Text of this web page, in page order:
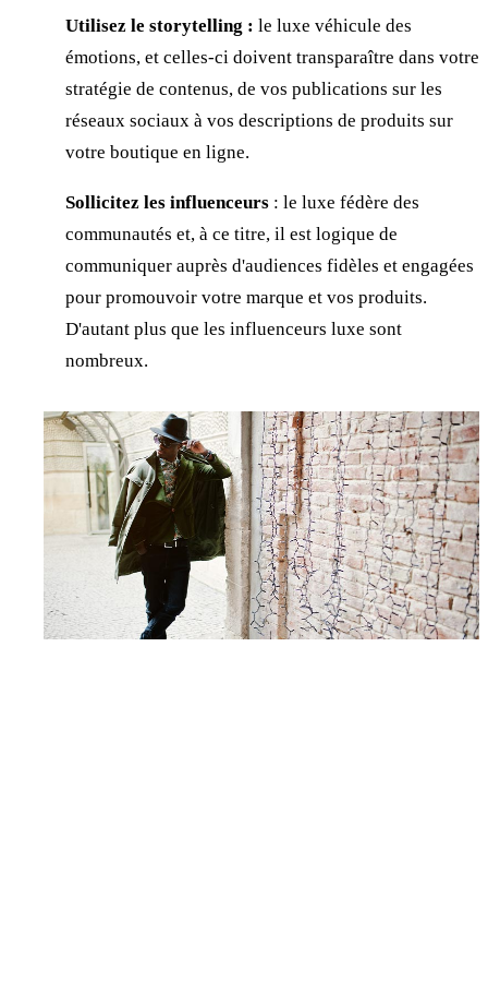
Utilisez le storytelling : le luxe véhicule des
émotions, et celles-ci doivent transparaître dans votre
stratégie de contenus, de vos publications sur les
réseaux sociaux à vos descriptions de produits sur
votre boutique en ligne.
Sollicitez les influenceurs : le luxe fédère des
communautés et, à ce titre, il est logique de
communiquer auprès d'audiences fidèles et engagées
pour promouvoir votre marque et vos produits.
D'autant plus que les influenceurs luxe sont
nombreux.